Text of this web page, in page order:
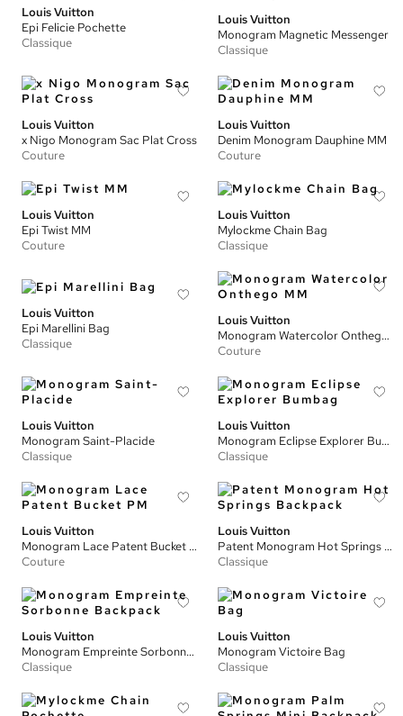
Louis Vuitton
Epi Felicie Pochette
Classique
Louis Vuitton
Monogram Magnetic Messenger
Classique
Louis Vuitton
x Nigo Monogram Sac Plat Cross
Couture
Louis Vuitton
Denim Monogram Dauphine MM
Couture
Louis Vuitton
Epi Twist MM
Couture
Louis Vuitton
Mylockme Chain Bag
Classique
Louis Vuitton
Epi Marellini Bag
Classique
Louis Vuitton
Monogram Watercolor Onthego MM
Couture
Louis Vuitton
Monogram Saint-Placide
Classique
Louis Vuitton
Monogram Eclipse Explorer Bumbag
Classique
Louis Vuitton
Monogram Lace Patent Bucket PM
Couture
Louis Vuitton
Patent Monogram Hot Springs Backpack
Classique
Louis Vuitton
Monogram Empreinte Sorbonne Backpack
Classique
Louis Vuitton
Monogram Victoire Bag
Classique